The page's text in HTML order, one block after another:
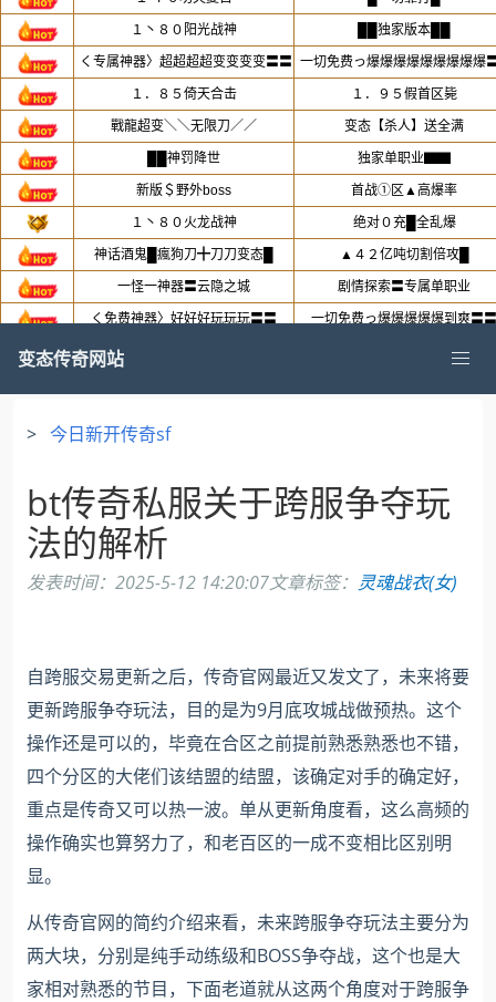
变态传奇网站
> 今日新开传奇sf
bt传奇私服关于跨服争夺玩
法的解析
发表时间： 2025-5-12 14:20:07文章标签： 灵魂战衣(女)
自跨服交易更新之后，传奇官网最近又发文了，未来将要
更新跨服争夺玩法，目的是为9月底攻城战做预热。这个
操作还是可以的，毕竟在合区之前提前熟悉熟悉也不错，
四个分区的大佬们该结盟的结盟，该确定对手的确定好，
重点是传奇又可以热一波。单从更新角度看，这么高频的
操作确实也算努力了，和老百区的一成不变相比区别明
显。
从传奇官网的简约介绍来看，未来跨服争夺玩法主要分为
两大块，分别是纯手动练级和BOSS争夺战，这个也是大
家相对熟悉的节目，下面老道就从这两个角度对于跨服争